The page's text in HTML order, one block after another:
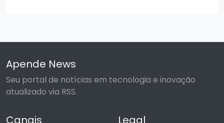
Apende News
Seu portal de notícias em tecnologia e inovação
atualizado via RSS.
Canais Legal